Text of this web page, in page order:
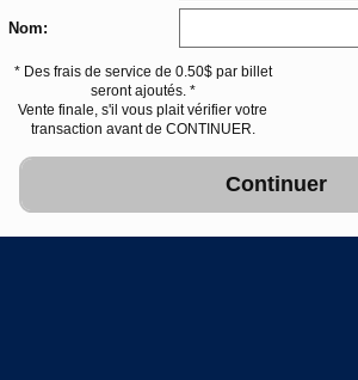
Nom:
* Des frais de service de 0.50$ par billet
seront ajoutés. *
Vente finale, s'il vous plait vérifier votre
transaction avant de CONTINUER.
Continuer